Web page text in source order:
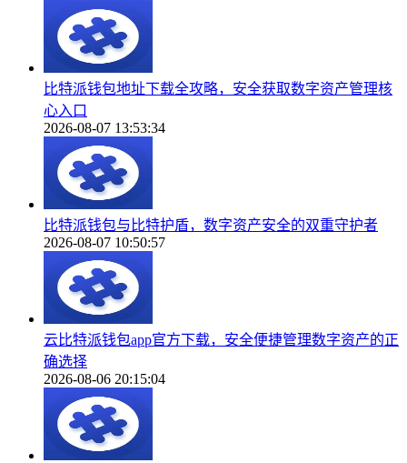
比特派钱包地址下载全攻略，安全获取数字资产管理核
心入口
2026-08-07 13:53:34
比特派钱包与比特护盾，数字资产安全的双重守护者
2026-08-07 10:50:57
云比特派钱包app官方下载，安全便捷管理数字资产的正
确选择
2026-08-06 20:15:04